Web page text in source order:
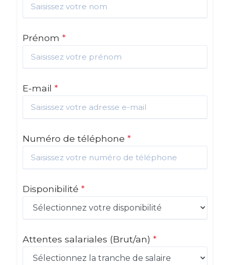
Prénom *
E-mail *
Numéro de téléphone *
Disponibilité *
Attentes salariales (Brut/an) *